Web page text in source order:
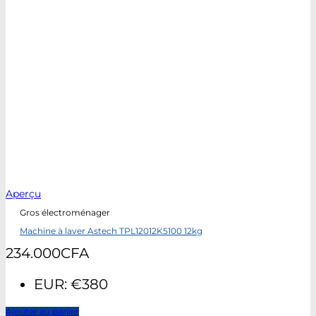
Aperçu
Gros électroménager
Machine à laver Astech TPL12012K5100 12kg
234.000CFA
EUR: €380
Ajouter au panier